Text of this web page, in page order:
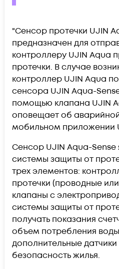
"Cенсор протечки UJIN
предназначен для
контроллеру UJIN Aqua
протечки. В случае
контроллер UJIN Aqua
сенсора UJIN Aqua-
помощью клапана UJIN
оповещает об
мобильном приложении
Сенсор UJIN Aqua-Sense
системы защиты от
трех элементов:
протечки (проводные
клапаны с
системы защиты от
получать показания
объем потребления
дополнительные
безопасность жилья.